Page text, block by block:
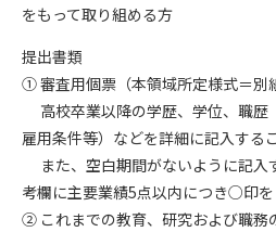
をもって取り組める方
提出書類
① 審査用個票（本領域所定様式＝別
高校卒業以降の学歴、学位、職歴
雇用条件等）などを詳細に記入するこ
また、空白期間がないように記入
考欄に主要業績5点以内につき○印を
② これまでの教育、研究および職務